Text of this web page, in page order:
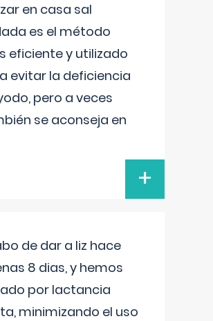
en casa sal
es el método
eficiente y utilizado
evitar la deficiencia
pero a veces
se aconseja en
+
de dar a liz hace
8 dias, y hemos
por lactancia
minimizando el uso